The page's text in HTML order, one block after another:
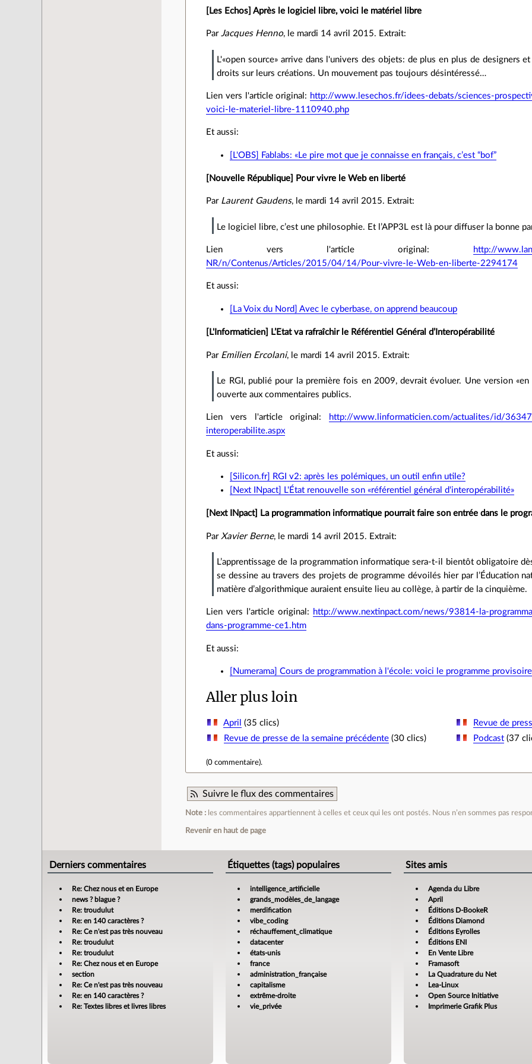
[Les Echos] Après le logiciel libre, voici le matériel libre
ParJacques Henno, le mardi 14 avril 2015. Extrait:
L'«open source» arrive dans l'univers des objets: de plus en plus de designers
droits sur leurs créations. Un mouvement pas toujours désintéressé…
Lien vers l'article original: http://www.lesechos.fr/idees-debats/sciences-
voici-le-materiel-libre-1110940.php
Et aussi:
[L'OBS] Fablabs: «Le pire mot que je connaisse en français, c’est “bof”
[Nouvelle République] Pour vivre le Web en liberté
Par Laurent Gaudens, le mardi 14 avril 2015. Extrait:
Le logiciel libre, c’est une philosophie. Et l’APP3L est là pour diffuser la bonne
Lien vers l'article original:
http://
NR/n/Contenus/Articles/2015/04/14/Pour-vivre-le-Web-en-liberte-2294174
Et aussi:
[La Voix du Nord] Avec le cyberbase, on apprend beaucoup
[L'Informaticien] L’Etat va rafraîchir le Référentiel Général d’Interopérabilité
Par Emilien Ercolani, le mardi 14 avril 2015. Extrait:
Le RGI, publié pour la première fois en 2009, devrait évoluer. Une version
ouverte aux commentaires publics.
Lien vers l'article original:
http://www.linformaticien.com/actualites/id/
interoperabilite.aspx
Et aussi:
[Silicon.fr] RGI v2: après les polémiques, un outil enfin utile?
[Next INpact] L'État renouvelle son «référentiel général d'interopérabilité»
[Next INpact] La programmation informatique pourrait faire son entrée dans le
Par Xavier Berne, le mardi 14 avril 2015. Extrait:
L’apprentissage de la programmation informatique sera-t-il bientôt obligatoire
se dessine au travers des projets de programme dévoilés hier par l’Éducation
matière d’algorithmique auraient ensuite lieu au collège, à partir de la cinquième.
Lien vers l'article original: http://www.nextinpact.com/news/93814-la-
dans-programme-ce1.htm
Et aussi:
[Numerama] Cours de programmation à l'école: voici le programme provisoire
Aller plus loin
April (35 clics)
Revue de
Revue de presse de la semaine précédente(30 clics) Podcast (37
(0 commentaire).
Suivre le flux des commentaires
Note : les commentaires appartiennent à celles et ceux qui les ont postés. Nous n’en sommes pas
Revenir en haut de page
Derniers commentaires
Re: Chez nous et en Europe
news ? blague ?
Re: troudulut
Re: en 140 caractères ?
Re: Ce n'est pas très nouveau
Re: troudulut
Re: troudulut
Re: Chez nous et en Europe
section
Re: Ce n'est pas très nouveau
Re: en 140 caractères ?
Re: Textes libres et livres libres
Étiquettes (tags) populaires
intelligence_artificielle
grands_modèles_de_langage
merdification
vibe_coding
réchauffement_climatique
datacenter
états-unis
france
administration_française
capitalisme
extrême-droite
vie_privée
Sites amis
Agenda du Libre
April
Éditions D-BookeR
Éditions Diamond
Éditions Eyrolles
Éditions ENI
En Vente Libre
Framasoft
La Quadrature du Net
Lea-Linux
Open Source Initiative
Imprimerie Grafik Plus